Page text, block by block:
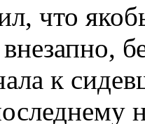
что
к